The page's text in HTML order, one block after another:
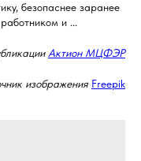
безопаснее заранее
и ...
Актион МЦФЭР
изображения Freepik